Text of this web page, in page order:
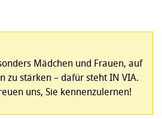
Mädchen und Frauen, auf
zu stärken – dafür steht IN VIA.
uns, Sie kennenzulernen!